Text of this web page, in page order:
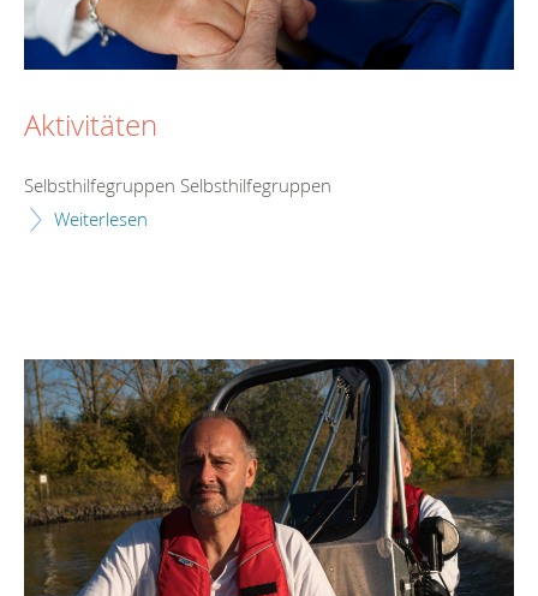
Aktivitäten
Selbsthilfegruppen Selbsthilfegruppen
Weiterlesen